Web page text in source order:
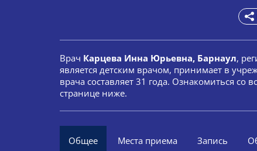
Врач Карцева Инна Юрьевна, Барнаул,
является детским врачом, принимает в
врача составляет 31 года. Ознакомиться
странице ниже.
Общее Места приема Запись